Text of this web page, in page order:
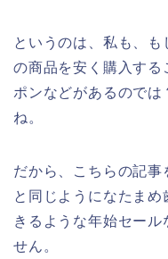
というのは、私も、
の商品を安く購入する
ポンなどがあるのでは
ね。
だから、こちらの記
と同じようになたま
きるような年始セール
せん。